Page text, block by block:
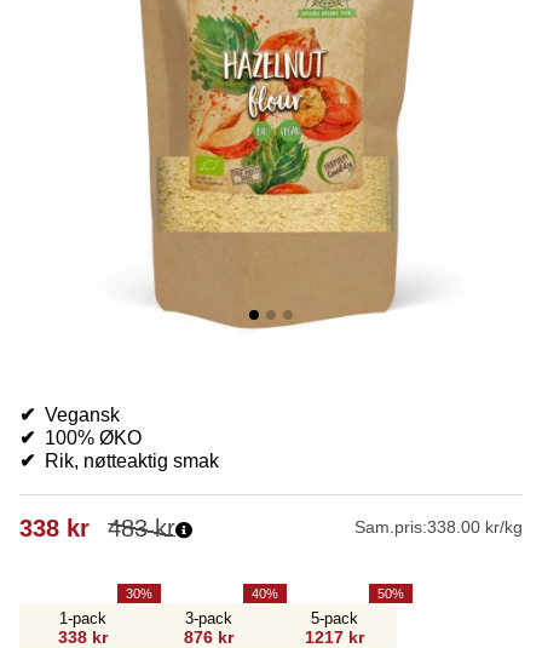
✔ Vegansk
✔ 100% ØKO
✔
Rik, nøtteaktig smak
483kr
338 kr Sam.pris:338.00 kr/kg
1-pack
338 kr
30
3-pack
876 kr
40
5-pack
1217 kr
50